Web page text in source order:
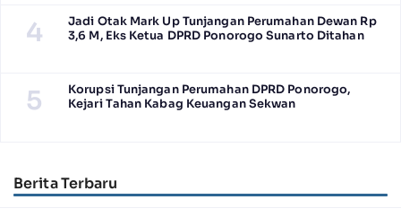
4
Jadi Otak Mark Up Tunjangan Perumahan Dewan Rp
3,6 M, Eks Ketua DPRD Ponorogo Sunarto Ditahan
5
Korupsi Tunjangan Perumahan DPRD Ponorogo,
Kejari Tahan Kabag Keuangan Sekwan
Berita Terbaru